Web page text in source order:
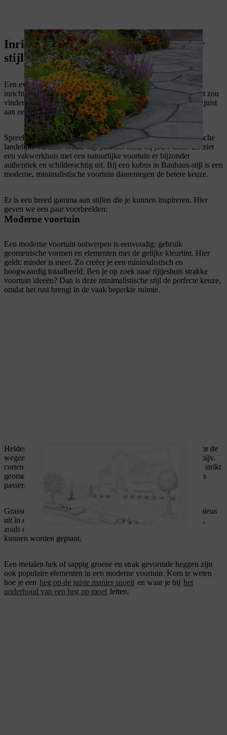
Inrichten van de voortuin: ideeën voor
stijlen
Een even belangrijk punt is de stijl waarin je je voortuin wilt
inrichten. Vraag jezelf af welk uitzicht uit het raam je het leukst zou
vinden. Geef jij de voorkeur aan een kleurrijke bloemenzee of juist
aan een rustigere look in één kleur?
Spreekt modern design je aan of val je eerder voor de romantische
landelijke variant? Welke stijl past het beste bij jouw huis? Zo ziet
een vakwerkhuis met een natuurlijke voortuin er bijzonder
authentiek en schilderachtig uit. Bij een kubus in Bauhaus-stijl is een
moderne, minimalistische voortuin daarentegen de betere keuze.
Er is een breed gamma aan stijlen die je kunnen inspireren. Hier
geven we een paar voorbeelden:
Moderne voortuin
Een moderne voortuin ontwerpen is eenvoudig: gebruik
geometrische vormen en elementen met de gelijke kleurtint. Hier
geldt: minder is meer. Zo creëer je een minimalistisch en
hoogwaardig totaalbeeld. Ben je op zoek naar rijtjeshuis strakke
voortuin ideeën? Dan is deze minimalistische stijl de perfecte keuze,
omdat het rust brengt in de vaak beperkte ruimte.
Heldere lijnen worden bijvoorbeeld door grote betonplaten voor de
wegen, hoekige plantenbakken of plantenbakken van metaal (bijv.
cortenstaal met roest of juist roestvrij staal) bereikt. Perken zijn strikt
geometrisch aangelegd en met planten die qua kleur bij het huis
passen.
Grassen en sierplanten, zoals hosta en ezelsoor, zien er harmonieus
uit in een moderne voortuin. Ook bomen met een kleine kroon,
zoals de rodedoorn of de bolahorn, waaronder hosta of tiarella
kunnen worden geplant.
Een metalen hek of sappig groene en strak gevormde heggen zijn
ook populaire elementen in een moderne voortuin. Kom te weten
hoe je een heg op de juiste manier snoeit en waar je bij het
onderhoud van een heg op moet letten.